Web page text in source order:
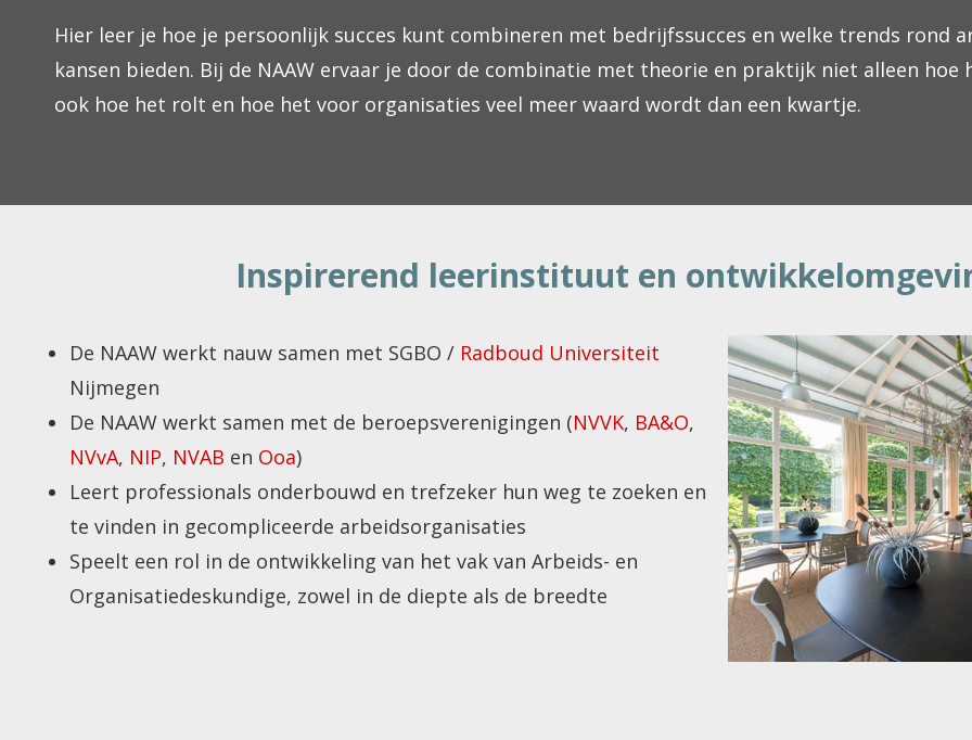
Hier leer je hoe je persoonlijk succes kunt combineren met bedrijfssucces en welke trends rond
kansen bieden. Bij de NAAW ervaar je door de combinatie met theorie en praktijk niet alleen
ook hoe het rolt en hoe het voor organisaties veel meer waard wordt dan een kwartje.
Inspirerend leerinstituut en
De NAAW werkt nauw samen met SGBO / Radboud Universiteit
Nijmegen
De NAAW werkt samen met de beroepsverenigingen (NVVK, BA&O,
NVvA, NIP, NVAB en Ooa)
Leert professionals onderbouwd en trefzeker hun weg te zoeken en
te vinden in gecompliceerde arbeidsorganisaties
Speelt een rol in de ontwikkeling van het vak van Arbeids- en
Organisatiedeskundige, zowel in de diepte als de breedte